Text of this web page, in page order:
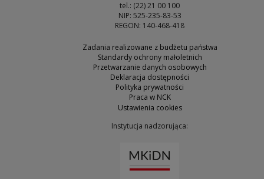
tel.: (22) 21 00 100
NIP: 525-235-83-53
REGON: 140-468-418
Zadania realizowane z budżetu państwa
Standardy ochrony małoletnich
Przetwarzanie danych osobowych
Deklaracja dostępności
Polityka prywatności
Praca w NCK
Ustawienia cookies
Instytucja nadzorująca: